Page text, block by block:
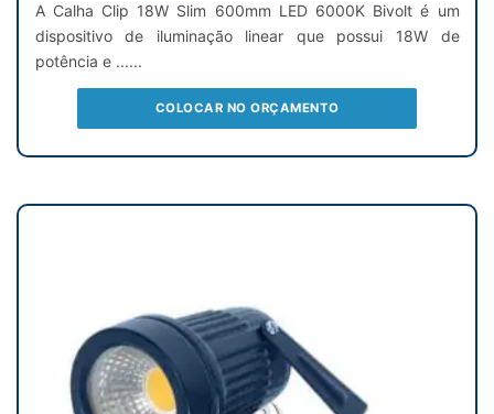
A Calha Clip 18W Slim 600mm LED 6000K Bivolt é um
dispositivo de iluminação linear que possui 18W de
potência e ......
COLOCAR NO ORÇAMENTO